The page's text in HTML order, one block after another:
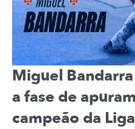
Miguel
a fase de
campeão da